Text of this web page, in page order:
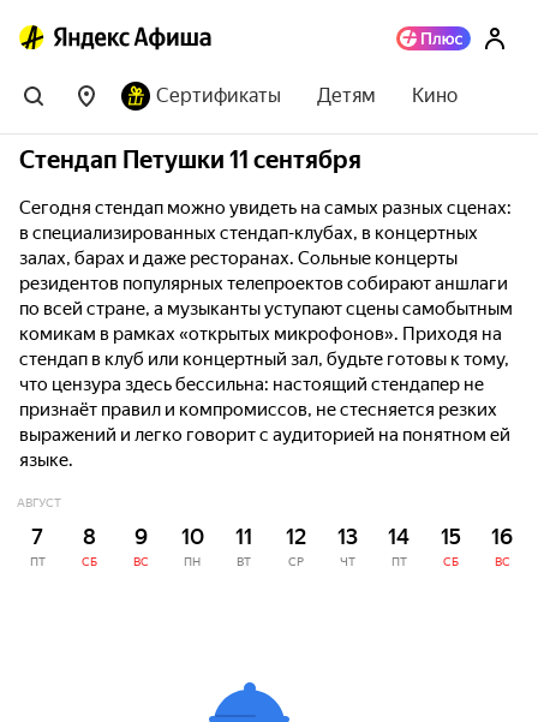
Сертификаты Детям Кино
Стендап Петушки 11 сентября
Сегодня стендап можно увидеть на самых разных сценах:
в специализированных стендап-клубах, в концертных
залах, барах и даже ресторанах. Сольные концерты
резидентов популярных телепроектов собирают аншлаги
по всей стране, а музыканты уступают сцены самобытным
комикам в рамках «открытых микрофонов». Приходя на
стендап в клуб или концертный зал, будьте готовы к тому,
что цензура здесь бессильна: настоящий стендапер не
признаёт правил и компромиссов, не стесняется резких
выражений и легко говорит с аудиторией на понятном ей
языке.
АВГУСТ
7
ПТ
8
СБ
9
ВС
10
ПН
11
ВТ
12
СР
13
ЧТ
14
ПТ
15
СБ
16
ВС